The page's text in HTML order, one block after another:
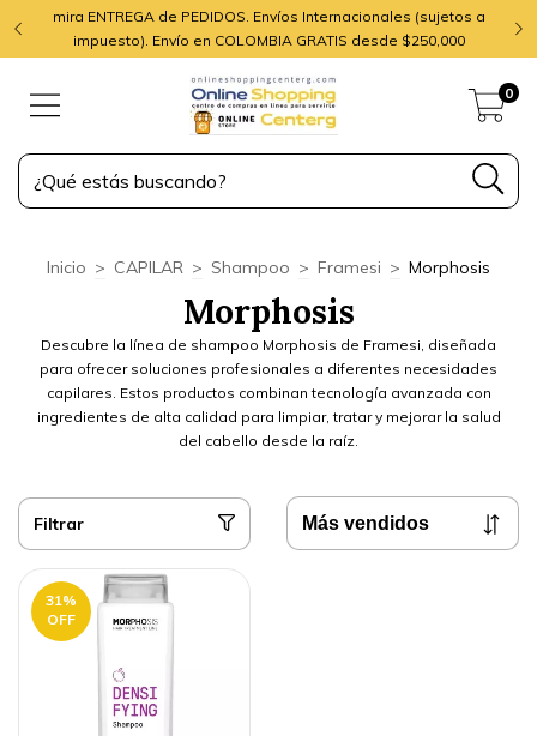
mira ENTREGA de PEDIDOS. Envíos Internacionales (sujetos a
impuesto). Envío en COLOMBIA GRATIS desde $250,000
0
Inicio > CAPILAR > Shampoo > Framesi > Morphosis
Morphosis
Descubre la línea de shampoo Morphosis de Framesi, diseñada
para ofrecer soluciones profesionales a diferentes necesidades
capilares. Estos productos combinan tecnología avanzada con
ingredientes de alta calidad para limpiar, tratar y mejorar la salud
del cabello desde la raíz.
Filtrar
31%
OFF